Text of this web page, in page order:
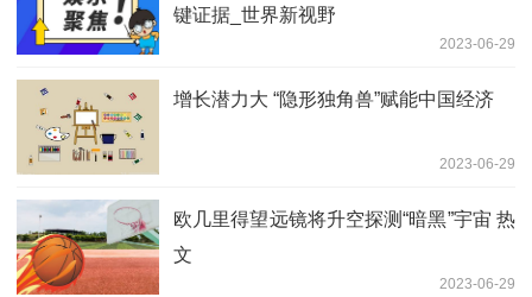
键证据_世界新视野
2023-06-29
增长潜力大 “隐形独角兽”赋能中国经济
2023-06-29
欧几里得望远镜将升空探测“暗黑”宇宙 热
文
2023-06-29